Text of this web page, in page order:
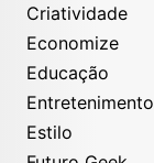
Criatividade
Economize
Educação
Entretenimento
Estilo